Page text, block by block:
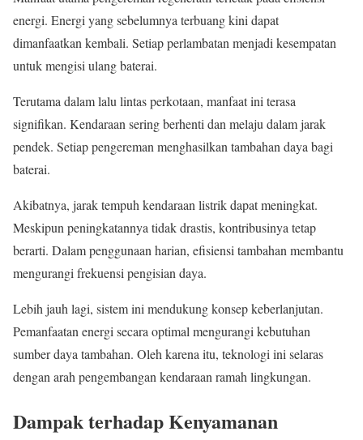
energi. Energi yang sebelumnya terbuang kini dapat
dimanfaatkan kembali. Setiap perlambatan menjadi kesempatan
untuk mengisi ulang baterai.
Terutama dalam lalu lintas perkotaan, manfaat ini terasa
signifikan. Kendaraan sering berhenti dan melaju dalam jarak
pendek. Setiap pengereman menghasilkan tambahan daya bagi
baterai.
Akibatnya, jarak tempuh kendaraan listrik dapat meningkat.
Meskipun peningkatannya tidak drastis, kontribusinya tetap
berarti. Dalam penggunaan harian, efisiensi tambahan membantu
mengurangi frekuensi pengisian daya.
Lebih jauh lagi, sistem ini mendukung konsep keberlanjutan.
Pemanfaatan energi secara optimal mengurangi kebutuhan
sumber daya tambahan. Oleh karena itu, teknologi ini selaras
dengan arah pengembangan kendaraan ramah lingkungan.
Dampak terhadap Kenyamanan